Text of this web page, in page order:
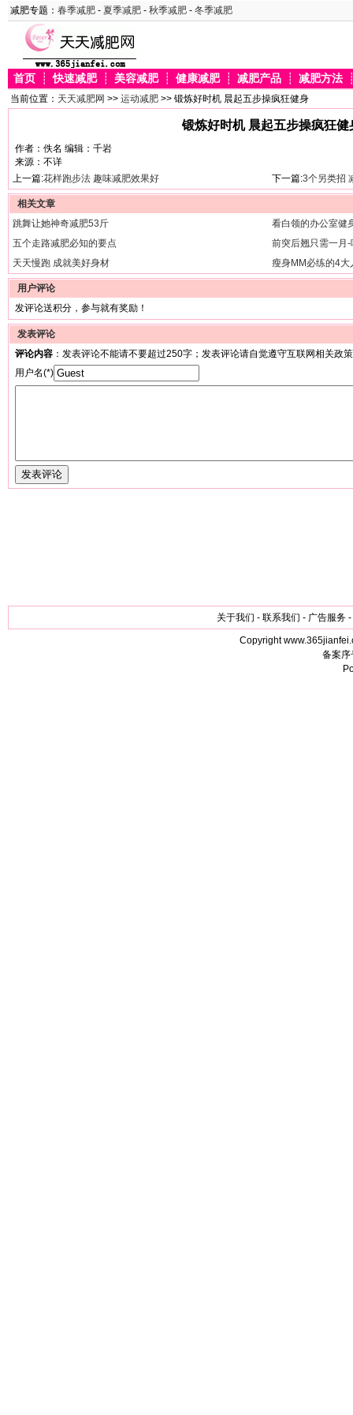
减肥专题： 春季减肥 - 夏季减肥 - 秋季减肥 - 冬季减肥
首页 ┊ 快速减肥 ┊ 美容减肥 ┊ 健康减肥 ┊ 减肥产品 ┊ 减肥方法
当前位置： 天天减肥网 >> 运动减肥 >> 锻炼好时机 晨起五步操疯狂健身
锻炼好时机 晨起五步操疯狂健
作者：佚名 编辑：千岩
来源：不详
上一篇:花样跑步法 趣味减肥效果好 下一篇:3个另类招
相关文章
跳舞让她神奇减肥53斤
看白领的办公室健
五个走路减肥必知的要点
前突后翘只需一月
天天慢跑 成就美好身材
瘦身MM必练的4大
用户评论
发评论送积分，参与就有奖励！
发表评论
评论内容 ：发表评论不能请不要超过250字；发表评论请自觉遵守互联网相关政
用户名(*)
关于我们 - 联系我们 - 广告服务
Copyright
备案序